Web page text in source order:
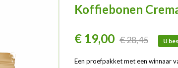
Koffiebonen
€ 19,00 € 28,45 U
Een proefpakket met een winnaar